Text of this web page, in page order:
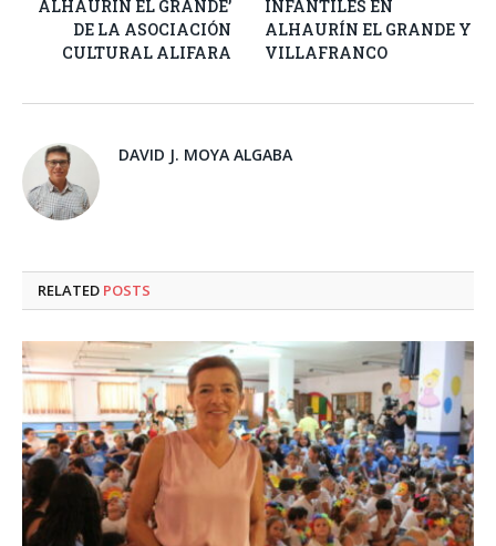
ALHAURÍN EL GRANDE’
DE LA ASOCIACIÓN
CULTURAL ALIFARA
INFANTILES EN
ALHAURÍN EL GRANDE Y
VILLAFRANCO
DAVID J. MOYA ALGABA
RELATED POSTS